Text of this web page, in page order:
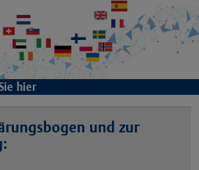
hier
und zur